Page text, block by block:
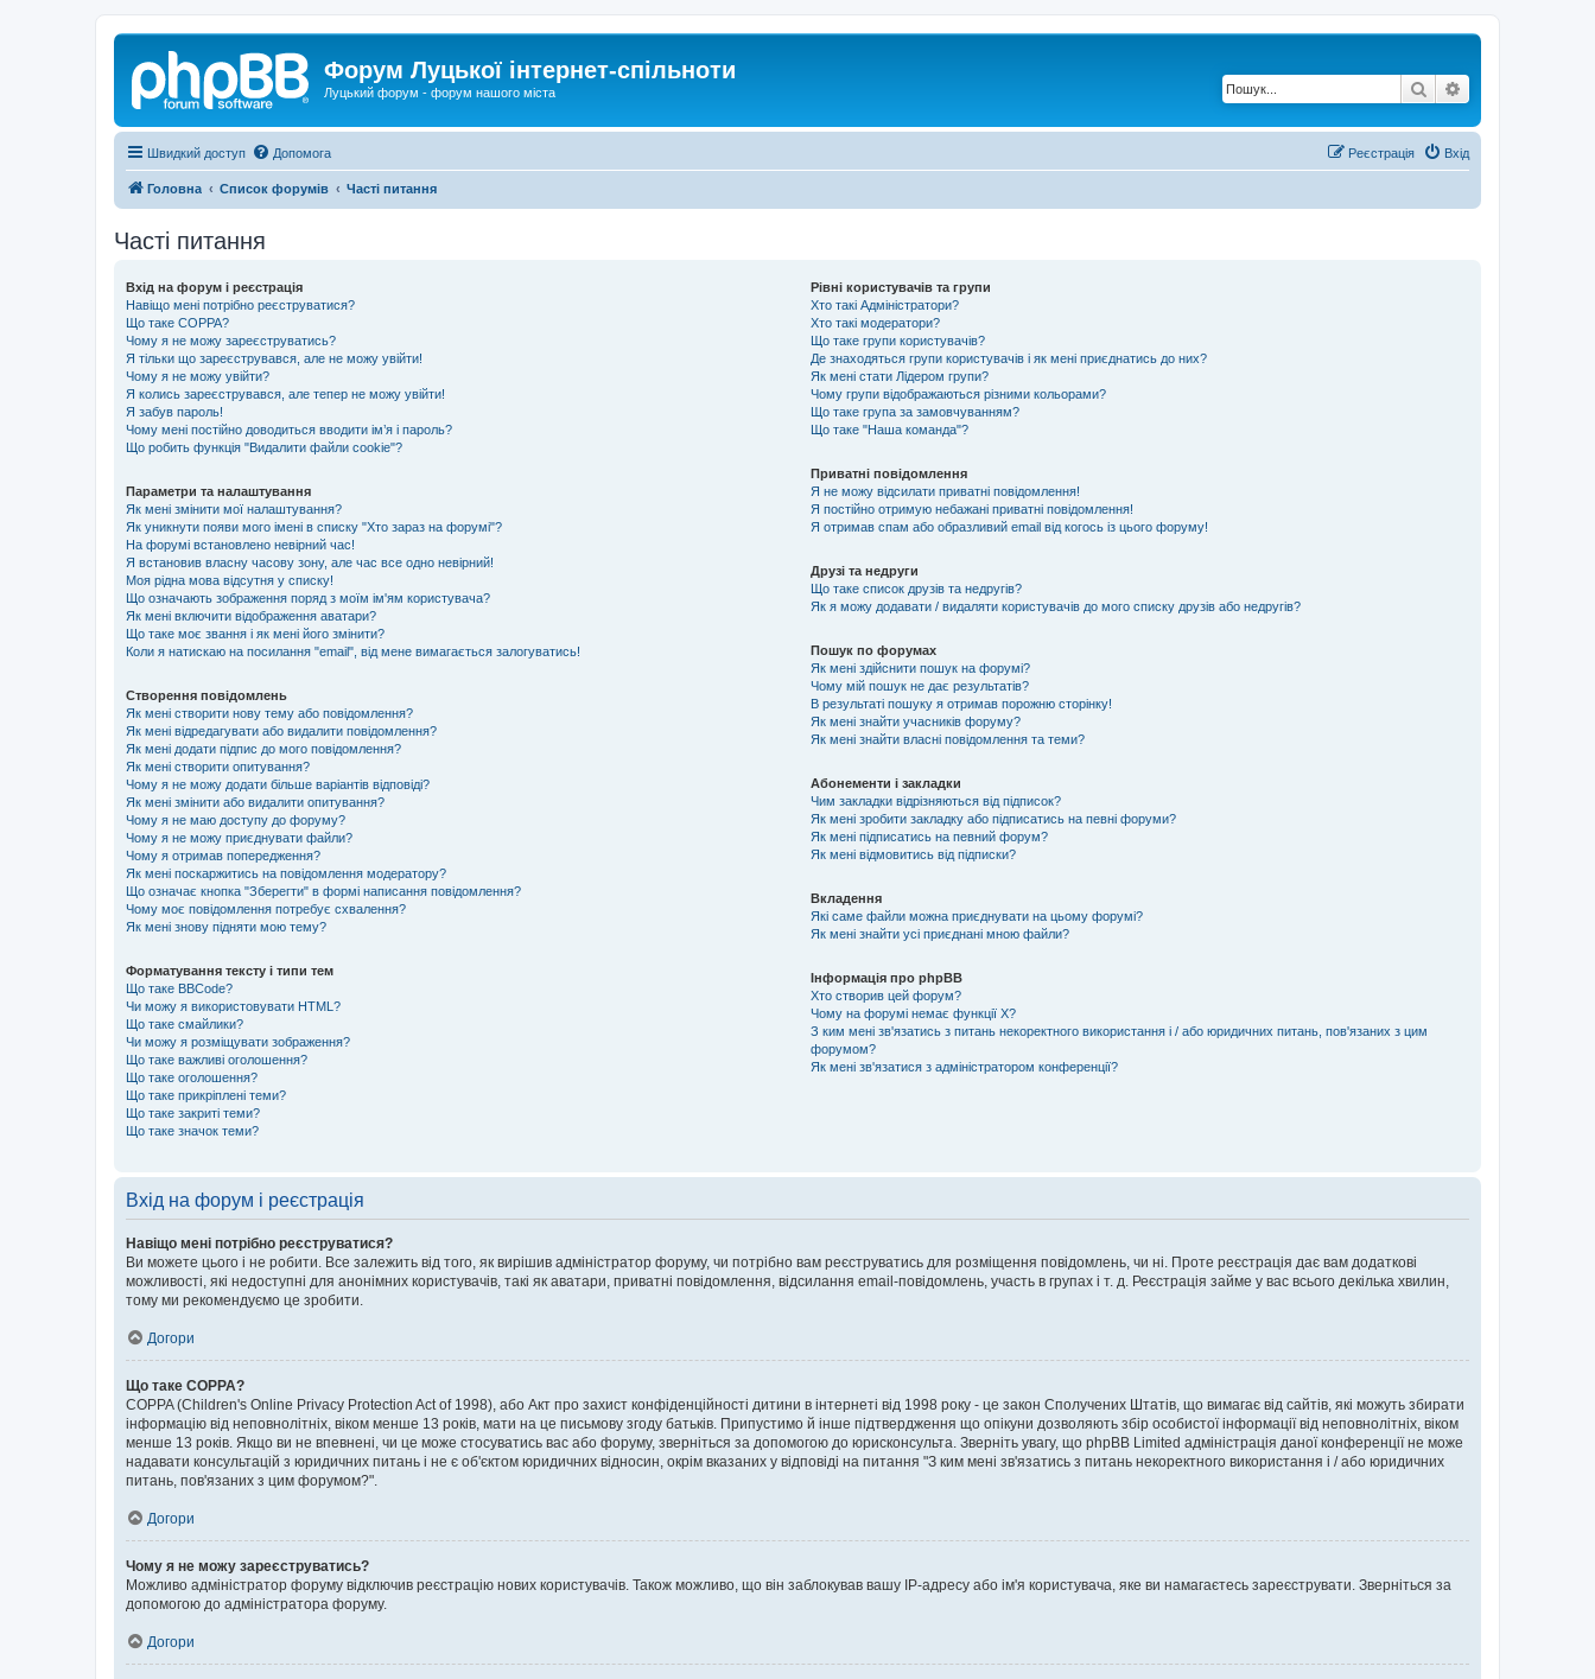
Форум Луцької інтернет-спільноти
Луцький форум - форум нашого міста Пошук
Швидкий доступ Допомога Вхід
Реєстрація
Головна Список форумів Часті питання
Часті питання
Вхід на форум і реєстрація
Навіщо мені потрібно реєструватися?
Що таке COPPA?
Чому я не можу зареєструватись?
Я тільки що зареєструвався, але не можу увійти!
Чому я не можу увійти?
Я колись зареєструвався, але тепер не можу увійти!
Я забув пароль!
Чому мені постійно доводиться вводити ім’я і пароль?
Що робить функція "Видалити файли cookie"?
Параметри та налаштування
Як мені змінити мої налаштування?
Як уникнути появи мого імені в списку "Хто зараз на форумі"?
На форумі встановлено невірний час!
Я встановив власну часову зону, але час все одно невірний!
Моя рідна мова відсутня у списку!
Що означають зображення поряд з моїм ім'ям користувача?
Як мені включити відображення аватари?
Що таке моє звання і як мені його змінити?
Коли я натискаю на посилання "email", від мене вимагається залогуватись!
Створення повідомлень
Як мені створити нову тему або повідомлення?
Як мені відредагувати або видалити повідомлення?
Як мені додати підпис до мого повідомлення?
Як мені створити опитування?
Чому я не можу додати більше варіантів відповіді?
Як мені змінити або видалити опитування?
Чому я не маю доступу до форуму?
Чому я не можу приєднувати файли?
Чому я отримав попередження?
Як мені поскаржитись на повідомлення модератору?
Що означає кнопка "Зберегти" в формі написання повідомлення?
Чому моє повідомлення потребує схвалення?
Як мені знову підняти мою тему?
Форматування тексту і типи тем
Що таке BBCode?
Чи можу я використовувати HTML?
Що таке смайлики?
Чи можу я розміщувати зображення?
Що таке важливі оголошення?
Що таке оголошення?
Що таке прикріплені теми?
Що таке закриті теми?
Що таке значок теми?
Рівні користувачів та групи
Хто такі Адміністратори?
Хто такі модератори?
Що таке групи користувачів?
Де знаходяться групи користувачів і як мені приєднатись до них?
Як мені стати Лідером групи?
Чому групи відображаються різними кольорами?
Що таке група за замовчуванням?
Що таке "Наша команда"?
Приватні повідомлення
Я не можу відсилати приватні повідомлення!
Я постійно отримую небажані приватні повідомлення!
Я отримав спам або образливий email від когось із цього форуму!
Друзі та недруги
Що таке список друзів та недругів?
Як я можу додавати / видаляти користувачів до мого списку друзів або недругів?
Пошук по форумах
Як мені здійснити пошук на форумі?
Чому мій пошук не дає результатів?
В результаті пошуку я отримав порожню сторінку!
Як мені знайти учасників форуму?
Як мені знайти власні повідомлення та теми?
Абонементи і закладки
Чим закладки відрізняються від підписок?
Як мені зробити закладку або підписатись на певні форуми?
Як мені підписатись на певний форум?
Як мені відмовитись від підписки?
Вкладення
Які саме файли можна приєднувати на цьому форумі?
Як мені знайти усі приєднані мною файли?
Інформація про phpBB
Хто створив цей форум?
Чому на форумі немає функції X?
З ким мені зв'язатись з питань некоректного використання і / або юридичних питань, пов'язаних з цим
форумом?
Як мені зв'язатися з адміністратором конференції?
Вхід на форум і реєстрація
Навіщо мені потрібно реєструватися?
Ви можете цього і не робити. Все залежить від того, як вирішив адміністратор форуму, чи потрібно вам реєструватись для розміщення повідомлень, чи ні. Проте реєстрація дає вам додаткові
можливості, які недоступні для анонімних користувачів, такі як аватари, приватні повідомлення, відсилання email-повідомлень, участь в групах і т. д. Реєстрація займе у вас всього декілька хвилин,
тому ми рекомендуємо це зробити.
Догори
Що таке COPPA?
COPPA (Children's Online Privacy Protection Act of 1998), або Акт про захист конфіденційності дитини в інтернеті від 1998 року - це закон Сполучених Штатів, що вимагає від сайтів, які можуть збирати
інформацію від неповнолітніх, віком менше 13 років, мати на це письмову згоду батьків. Припустимо й інше підтвердження що опікуни дозволяють збір особистої інформації від неповнолітніх, віком
менше 13 років. Якщо ви не впевнені, чи це може стосуватись вас або форуму, зверніться за допомогою до юрисконсульта. Зверніть увагу, що phpBB Limited адміністрація даної конференції не може
надавати консультацій з юридичних питань і не є об'єктом юридичних відносин, окрім вказаних у відповіді на питання "З ким мені зв'язатись з питань некоректного використання і / або юридичних
питань, пов'язаних з цим форумом?".
Догори
Чому я не можу зареєструватись?
Можливо адміністратор форуму відключив реєстрацію нових користувачів. Також можливо, що він заблокував вашу IP-адресу або ім'я користувача, яке ви намагаєтесь зареєструвати. Зверніться за
допомогою до адміністратора форуму.
Догори